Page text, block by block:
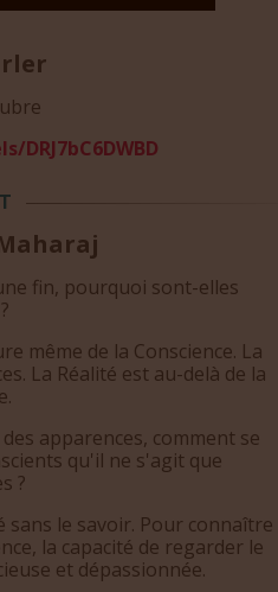
fin, pourquoi sont-elles
même de la Conscience. La
La Réalité est au-delà de la
apparences, comment se
qu'il ne s'agit que
?
sans le savoir. Pour connaître
la capacité de regarder le
et dépassionnée.